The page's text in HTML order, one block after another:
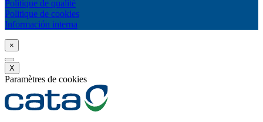
Politique de qualité
Politique de cookies
Información interna
×
X
Paramètres de cookies